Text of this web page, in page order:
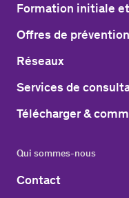
Formation initiale
Offres de prévention
Réseaux
Services de
Télécharger &
Qui sommes-nous
Contact